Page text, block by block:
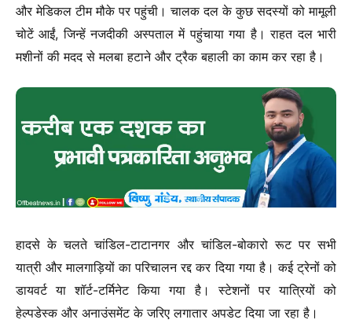
और मेडिकल टीम मौके पर पहुंची। चालक दल के कुछ सदस्यों को मामूली
चोटें आईं, जिन्हें नजदीकी अस्पताल में पहुंचाया गया है। राहत दल भारी
मशीनों की मदद से मलबा हटाने और ट्रैक बहाली का काम कर रहा है।
हादसे के चलते चांडिल-टाटानगर और चांडिल-बोकारो रूट पर सभी
यात्री और मालगाड़ियों का परिचालन रद्द कर दिया गया है। कई ट्रेनों को
डायवर्ट या शॉर्ट-टर्मिनेट किया गया है। स्टेशनों पर यात्रियों को
हेल्पडेस्क और अनाउंसमेंट के जरिए लगातार अपडेट दिया जा रहा है।